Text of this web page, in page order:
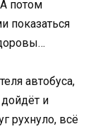
потом
показаться
автобуса,
и
рухнуло, всё